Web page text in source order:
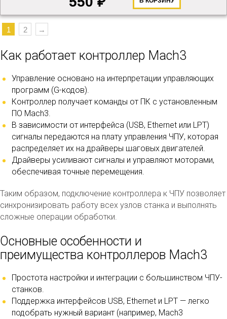
1 2 →
Как работает контроллер Mach3
Управление основано на интерпретации управляющих
программ (G-кодов).
Контроллер получает команды от ПК с установленным
ПО Mach3.
В зависимости от интерфейса (USB, Ethernet или LPT)
сигналы передаются на плату управления ЧПУ, которая
распределяет их на драйверы шаговых двигателей.
Драйверы усиливают сигналы и управляют моторами,
обеспечивая точные перемещения.
Таким образом, подключение контроллера к ЧПУ позволяет
синхронизировать работу всех узлов станка и выполнять
сложные операции обработки.
Основные особенности и
преимущества контроллеров Mach3
Простота настройки и интеграции с большинством ЧПУ-
станков.
Поддержка интерфейсов USB, Ethernet и LPT — легко
подобрать нужный вариант (например, Mach3